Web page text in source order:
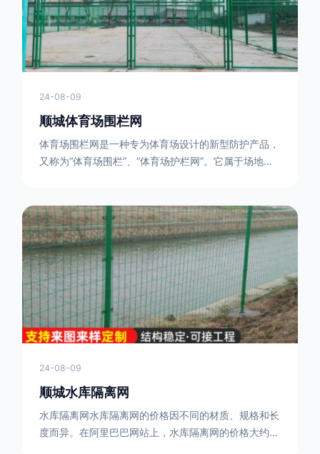
会损坏油漆表面 。桃型护栏网使
24-08-09
顺城体育场围栏网
体育场围栏网是一种专为体育场设计的新型防护产品，
又称为“体育场围栏”、“体育场护栏网”。它属于场地围
整。体育场围栏网的材质有很多种，如钢丝绳网、聚酯
纤维网、玻璃纤维网等。不同材质的体育场围栏网具有
不同的特点和优缺点。例如，钢丝绳网具有强度高、耐
腐蚀、耐磨损等特点；聚酯纤维网则具有柔韧性好、透
气性好等特点。体育场围栏网是一种
24-08-09
顺城水库隔离网
水库隔离网水库隔离网的价格因不同的材质、规格和长
度而异。在阿里巴巴网站上，水库隔离网的价格大约在